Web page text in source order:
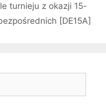
turnieju z okazji 15-
[DE15A]